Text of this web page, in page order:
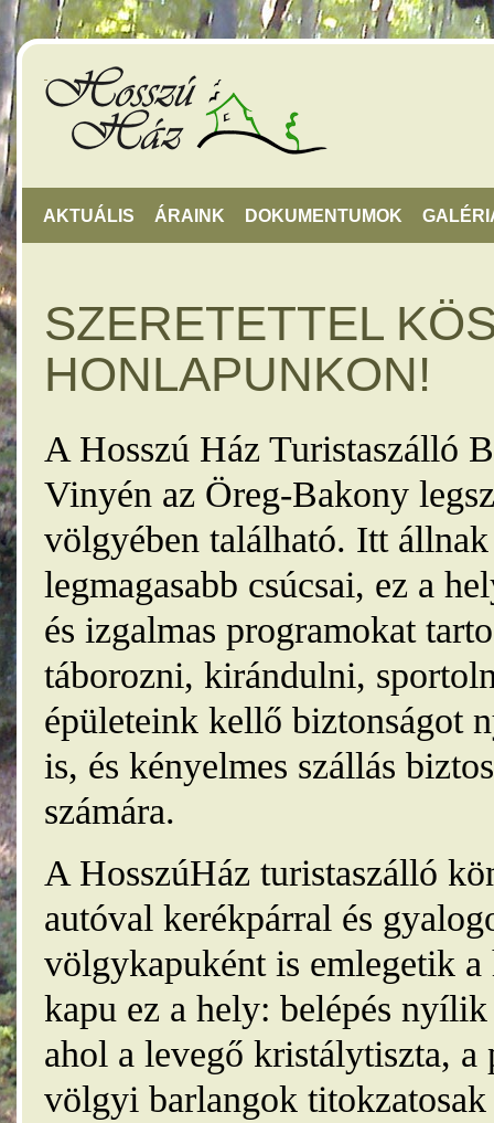
AKTUÁLIS ÁRAINK DOKUMENTUMOK
SZERETETTEL
HONLAPUNKON!
A Hosszú Ház Turistaszálló
Vinyén az Öreg-Bakony
völgyében található. Itt
legmagasabb csúcsai, ez a
és izgalmas programokat
táborozni, kirándulni,
épületeink kellő biztonságot
is, és kényelmes szállás
számára.
A HosszúHáz turistaszálló
autóval kerékpárral és
völgykapuként is emlegetik
kapu ez a hely: belépés
ahol a levegő kristálytiszta, a
völgyi barlangok